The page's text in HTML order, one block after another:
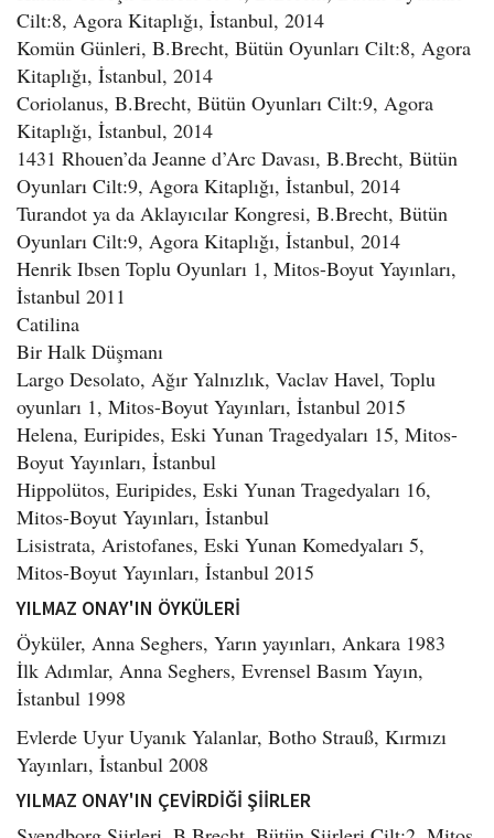
Cilt:8, Agora Kitaplığı, İstanbul, 2014
Komün Günleri, B.Brecht, Bütün Oyunları Cilt:8, Agora
Kitaplığı, İstanbul, 2014
Coriolanus, B.Brecht, Bütün Oyunları Cilt:9, Agora
Kitaplığı, İstanbul, 2014
1431 Rhouen’da Jeanne d’Arc Davası, B.Brecht, Bütün
Oyunları Cilt:9, Agora Kitaplığı, İstanbul, 2014
Turandot ya da Aklayıcılar Kongresi, B.Brecht, Bütün
Oyunları Cilt:9, Agora Kitaplığı, İstanbul, 2014
Henrik Ibsen Toplu Oyunları 1, Mitos-Boyut Yayınları,
İstanbul 2011
Catilina
Bir Halk Düşmanı
Largo Desolato, Ağır Yalnızlık, Vaclav Havel, Toplu
oyunları 1, Mitos-Boyut Yayınları, İstanbul 2015
Helena, Euripides, Eski Yunan Tragedyaları 15, Mitos-
Boyut Yayınları, İstanbul
Hippolütos, Euripides, Eski Yunan Tragedyaları 16,
Mitos-Boyut Yayınları, İstanbul
Lisistrata, Aristofanes, Eski Yunan Komedyaları 5,
Mitos-Boyut Yayınları, İstanbul 2015
YILMAZ ONAY'IN ÖYKÜLERİ
Öyküler, Anna Seghers, Yarın yayınları, Ankara 1983
İlk Adımlar, Anna Seghers, Evrensel Basım Yayın,
İstanbul 1998
Evlerde Uyur Uyanık Yalanlar, Botho Strauß, Kırmızı
Yayınları, İstanbul 2008
YILMAZ ONAY'IN ÇEVİRDİĞİ ŞİİRLER